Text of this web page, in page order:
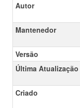
Autor
Mantenedor
Versão
Última Atualização
Criado